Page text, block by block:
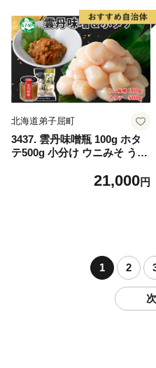
北海道弟子屈町
3437. 雲丹味噌瓶 100g ホタ
テ500g 小分け ウニみそ うに
そ 瓶詰 ホタテ 帆立 ほたて
21,000円
1 2